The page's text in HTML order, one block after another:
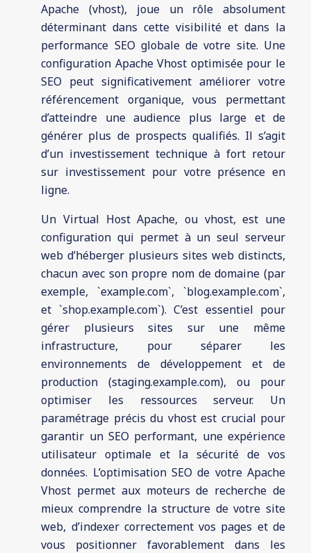
Apache (vhost), joue un rôle absolument
déterminant dans cette visibilité et dans la
performance SEO globale de votre site. Une
configuration Apache Vhost optimisée pour le
SEO peut significativement améliorer votre
référencement organique, vous permettant
d’atteindre une audience plus large et de
générer plus de prospects qualifiés. Il s’agit
d’un investissement technique à fort retour
sur investissement pour votre présence en
ligne.
Un Virtual Host Apache, ou vhost, est une
configuration qui permet à un seul serveur
web d’héberger plusieurs sites web distincts,
chacun avec son propre nom de domaine (par
exemple, `example.com`, `blog.example.com`,
et `shop.example.com`). C’est essentiel pour
gérer plusieurs sites sur une même
infrastructure, pour séparer les
environnements de développement et de
production (staging.example.com), ou pour
optimiser les ressources serveur. Un
paramétrage précis du vhost est crucial pour
garantir un SEO performant, une expérience
utilisateur optimale et la sécurité de vos
données. L’optimisation SEO de votre Apache
Vhost permet aux moteurs de recherche de
mieux comprendre la structure de votre site
web, d’indexer correctement vos pages et de
vous positionner favorablement dans les